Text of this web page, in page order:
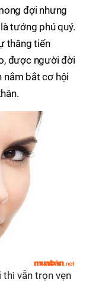
đợi nhưng
tướng phú quý.
thăng tiến
được người đời
nắm bắt cơ hội
vẫn trọn vẹn